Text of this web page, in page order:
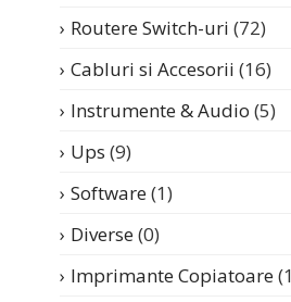
Routere Switch-uri (72)
Cabluri si Accesorii (16)
Instrumente & Audio (5)
Ups (9)
Software (1)
Diverse (0)
Imprimante Copiatoare